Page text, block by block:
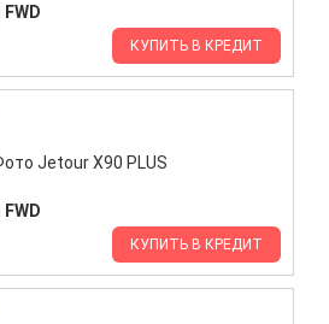
КУПИТЬ В КРЕДИТ
КУПИТЬ В КРЕДИТ